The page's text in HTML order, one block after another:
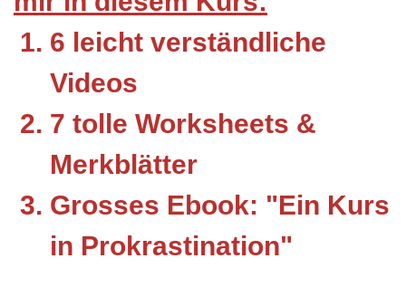
6 leicht verständliche
Videos
7 tolle Worksheets &
Merkblätter
Grosses Ebook: "Ein Kurs
in Prokrastination"